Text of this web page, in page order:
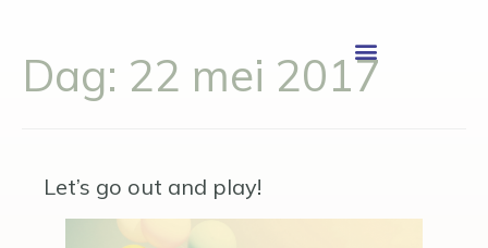
Dag: 22 mei 2017
Let’s go out and play!